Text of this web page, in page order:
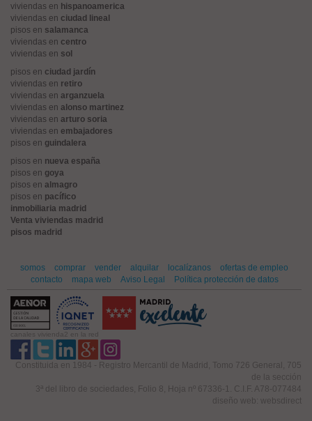
viviendas en hispanoamerica
viviendas en ciudad lineal
pisos en salamanca
viviendas en centro
viviendas en sol
pisos en ciudad jardín
viviendas en retiro
viviendas en arganzuela
viviendas en alonso martinez
viviendas en arturo soria
viviendas en embajadores
pisos en guindalera
pisos en nueva españa
pisos en goya
pisos en almagro
pisos en pacífico
inmobiliaria madrid
Venta viviendas madrid
pisos madrid
somos comprar vender alquilar localízanos
ofertas de empleo
contacto
mapa web Aviso Legal Política protección de datos
canales vivienda2 en la red
Constituida en 1984 - Registro Mercantil de Madrid, Tomo 726 General, 705
de la sección
3ª del libro de sociedades, Folio 8, Hoja nº 67336-1. C.I.F. A78-077484
diseño web: websdirect